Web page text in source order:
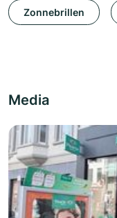
Zonnebrillen
Media